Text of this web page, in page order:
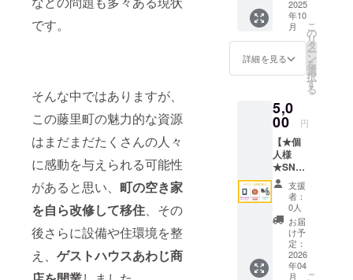
です。
そんな中ではありますが、
この藤里町の魅力的な資源
はまだまだたくさんの人々
に感動を与えられる可能性
があると思い、 町の空き家
を自ら改修して移住、その
後さらに設備や住環境を整
え、 ゲストハウスあわじ商
しいことに
チャレン
ジ！をテー
マに活動し
田舎でもで
だ！ってこ
とをこれか
らどんどん
アピールし
ていきたい
なと思って
歳！まだま
気持ち
を込め
て、お
礼の
メッ
セージ
をお送
す。 リ
ターン
無しで
ガッツ
リ支援
したい
方はこ
ちらか
らお願
いいた
しま
す・・
・！ ※
お礼
2025
年10
月
詳細を見る
こ
の
リ
タ
ー
ン
を
選
択
す
る
5,0
00 円
【★個
人様
★SNS
やツ
アー中
などに
お名前
を記
載！】
個人様
のお名
支援
者：
0人
お届
け予
定：
2026
年04
月
こ